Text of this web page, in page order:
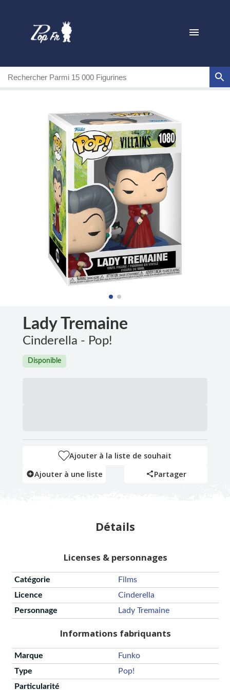
Lady Tremaine
Cinderella - Pop!
Disponible
Ajouter à la liste de souhait
Ajouter à une liste
Partager
Détails
Licenses & personnages
Catégorie
Films
Licence
Cinderella
Personnage
Lady Tremaine
Informations fabriquants
Marque
Funko
Type
Pop!
Particularité